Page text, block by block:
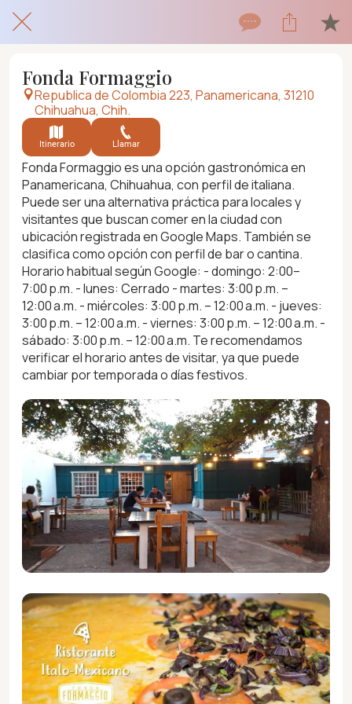
Fonda Formaggio
Republica de Colombia 223, Panamericana, 31210
Chihuahua, Chih.
Itinerario Llamar
Fonda Formaggio es una opción gastronómica en
Panamericana, Chihuahua, con perfil de italiana.
Puede ser una alternativa práctica para locales y
visitantes que buscan comer en la ciudad con
ubicación registrada en Google Maps. También se
clasifica como opción con perfil de bar o cantina.
Horario habitual según Google: - domingo: 2:00–
7:00 p.m. - lunes: Cerrado - martes: 3:00 p.m. –
12:00 a.m. - miércoles: 3:00 p.m. – 12:00 a.m. - jueves:
3:00 p.m. – 12:00 a.m. - viernes: 3:00 p.m. – 12:00 a.m. -
sábado: 3:00 p.m. – 12:00 a.m. Te recomendamos
verificar el horario antes de visitar, ya que puede
cambiar por temporada o días festivos.